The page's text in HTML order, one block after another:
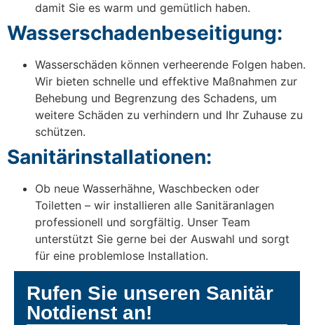
damit Sie es warm und gemütlich haben.
Wasserschadenbeseitigung:
Wasserschäden können verheerende Folgen haben.
Wir bieten schnelle und effektive Maßnahmen zur
Behebung und Begrenzung des Schadens, um
weitere Schäden zu verhindern und Ihr Zuhause zu
schützen.
Sanitärinstallationen:
Ob neue Wasserhähne, Waschbecken oder
Toiletten – wir installieren alle Sanitäranlagen
professionell und sorgfältig. Unser Team
unterstützt Sie gerne bei der Auswahl und sorgt
für eine problemlose Installation.
Rufen Sie unseren Sanitär
Notdienst an!